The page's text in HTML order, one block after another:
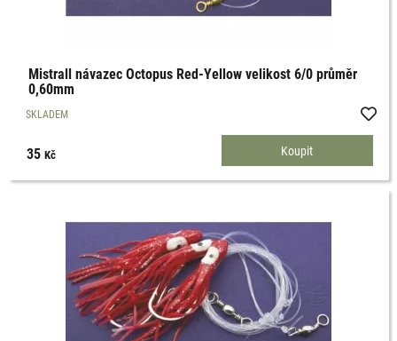
Mistrall návazec Octopus Red-Yellow velikost 6/0 průměr
0,60mm
SKLADEM
35Kč